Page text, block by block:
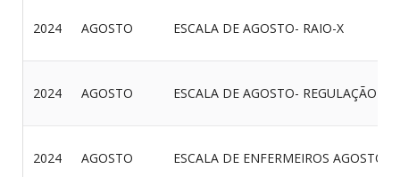
2024 AGOSTO ESCALA DE AGOSTO- RAIO-X
2024 AGOSTO ESCALA DE AGOSTO- REGULAÇÃO
2024 AGOSTO ESCALA DE ENFERMEIROS AGOSTO